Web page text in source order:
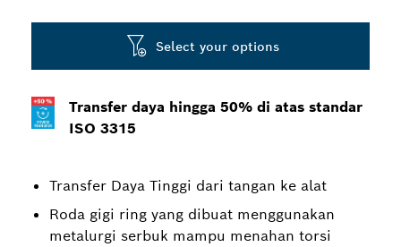
Transfer daya hingga 50% di atas standar
ISO 3315
Transfer Daya Tinggi dari tangan ke alat
Roda gigi ring yang dibuat menggunakan
metalurgi serbuk mampu menahan torsi
Select your options